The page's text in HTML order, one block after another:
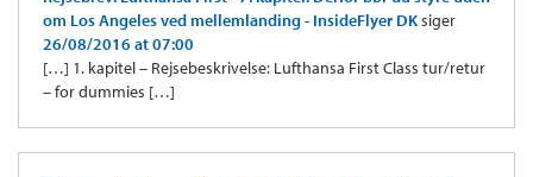
om Los Angeles ved mellemlanding - InsideFlyer DKsiger
26/08/2016 at 07:00
[…] 1. kapitel – Rejsebeskrivelse: Lufthansa First Class tur/retur
– for dummies […]